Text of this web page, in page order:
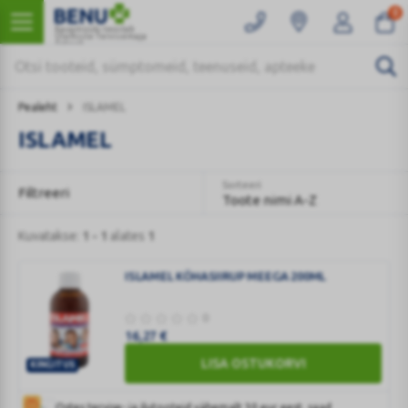
0
Pealeht ISLAMEL
ISLAMEL
Filtreeri Sorteeri
Toote nimi A-Z
Kuvatakse: alates
KÖHASIIRUP
KINGITUS
ISLAMEL KÖHASIIRUP MEEGA 200ML
16,27€
LISA OSTUKORVI